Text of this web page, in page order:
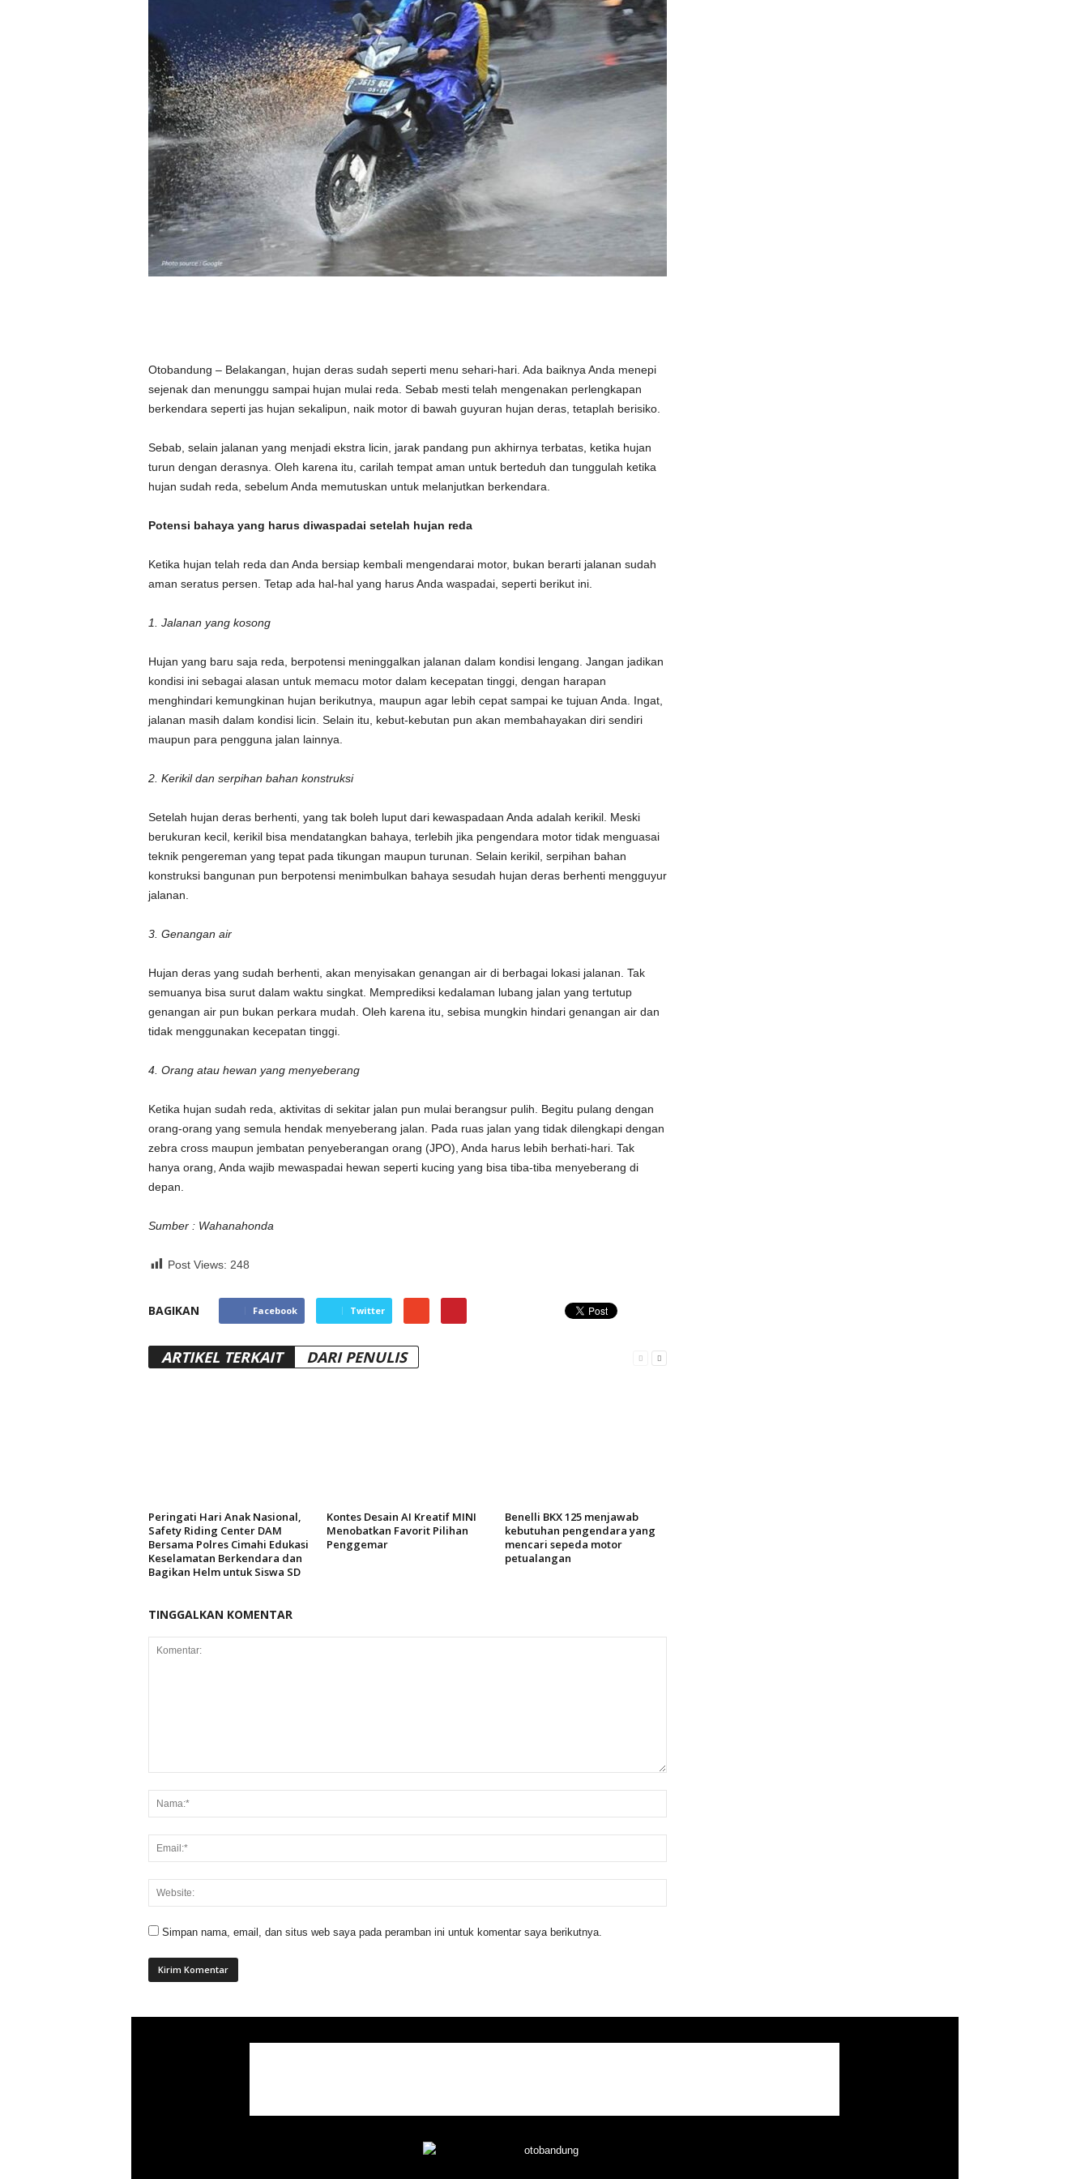
Otobandung – Belakangan, hujan deras sudah seperti menu sehari-hari. Ada baiknya Anda menepi
sejenak dan menunggu sampai hujan mulai reda. Sebab mesti telah mengenakan perlengkapan
berkendara seperti jas hujan sekalipun, naik motor di bawah guyuran hujan deras, tetaplah berisiko.
Sebab, selain jalanan yang menjadi ekstra licin, jarak pandang pun akhirnya terbatas, ketika hujan
turun dengan derasnya. Oleh karena itu, carilah tempat aman untuk berteduh dan tunggulah ketika
hujan sudah reda, sebelum Anda memutuskan untuk melanjutkan berkendara.
Potensi bahaya yang harus diwaspadai setelah hujan reda
Ketika hujan telah reda dan Anda bersiap kembali mengendarai motor, bukan berarti jalanan sudah
aman seratus persen. Tetap ada hal-hal yang harus Anda waspadai, seperti berikut ini.
1. Jalanan yang kosong
Hujan yang baru saja reda, berpotensi meninggalkan jalanan dalam kondisi lengang. Jangan jadikan
kondisi ini sebagai alasan untuk memacu motor dalam kecepatan tinggi, dengan harapan
menghindari kemungkinan hujan berikutnya, maupun agar lebih cepat sampai ke tujuan Anda. Ingat,
jalanan masih dalam kondisi licin. Selain itu, kebut-kebutan pun akan membahayakan diri sendiri
maupun para pengguna jalan lainnya.
2. Kerikil dan serpihan bahan konstruksi
Setelah hujan deras berhenti, yang tak boleh luput dari kewaspadaan Anda adalah kerikil. Meski
berukuran kecil, kerikil bisa mendatangkan bahaya, terlebih jika pengendara motor tidak menguasai
teknik pengereman yang tepat pada tikungan maupun turunan. Selain kerikil, serpihan bahan
konstruksi bangunan pun berpotensi menimbulkan bahaya sesudah hujan deras berhenti mengguyur
jalanan.
3. Genangan air
Hujan deras yang sudah berhenti, akan menyisakan genangan air di berbagai lokasi jalanan. Tak
semuanya bisa surut dalam waktu singkat. Memprediksi kedalaman lubang jalan yang tertutup
genangan air pun bukan perkara mudah. Oleh karena itu, sebisa mungkin hindari genangan air dan
tidak menggunakan kecepatan tinggi.
4. Orang atau hewan yang menyeberang
Ketika hujan sudah reda, aktivitas di sekitar jalan pun mulai berangsur pulih. Begitu pulang dengan
orang-orang yang semula hendak menyeberang jalan. Pada ruas jalan yang tidak dilengkapi dengan
zebra cross maupun jembatan penyeberangan orang (JPO), Anda harus lebih berhati-hari. Tak
hanya orang, Anda wajib mewaspadai hewan seperti kucing yang bisa tiba-tiba menyeberang di
depan.
Sumber : Wahanahonda
Post Views: 248
BAGIKAN Facebook Twitter
ARTIKEL TERKAIT DARI PENULIS
Peringati Hari Anak Nasional,
Safety Riding Center DAM
Bersama Polres Cimahi Edukasi
Keselamatan Berkendara dan
Bagikan Helm untuk Siswa SD
Kontes Desain AI Kreatif MINI
Menobatkan Favorit Pilihan
Penggemar
Benelli BKX 125 menjawab
kebutuhan pengendara yang
mencari sepeda motor
petualangan
TINGGALKAN KOMENTAR
Simpan nama, email, dan situs web saya pada peramban ini untuk komentar saya berikutnya.